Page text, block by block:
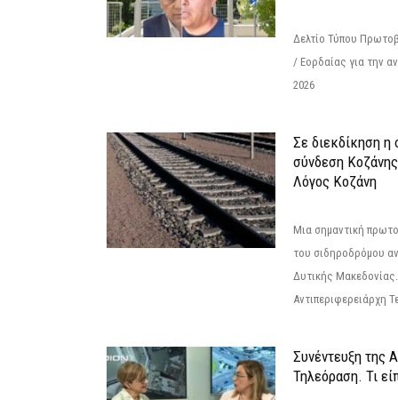
Δελτίο Τύπου
/ Εορδαίας για την
2026
Σε διεκδίκηση η
σύνδεση
Λόγος Κοζάνη
Μια σημαντική
του σιδηροδρόμου
Δυτικής
Αντιπεριφερειάρχη
Συνέντευξη της
Τηλεόραση. Τι